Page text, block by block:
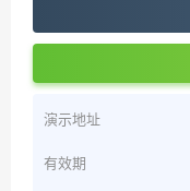
演示地址
有效期